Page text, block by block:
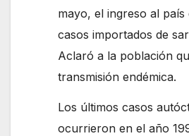
mayo, el ingreso al país
casos importados de
Aclaró a la población
transmisión endémica.
Los últimos casos
ocurrieron en el año